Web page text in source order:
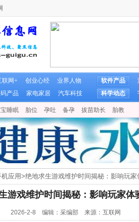
联网+ 创业心经
业界人物
产品 家电家居 汽车科技
软件产品
科学动态
睡眠 胎位 孕吐 备孕 拔苗助长 胎教
机应用>绝地求生游戏维护时间揭秘：影响玩
游戏维护时间揭秘：影响玩家体
2026-2-8 编辑：采编部 来源：互联网